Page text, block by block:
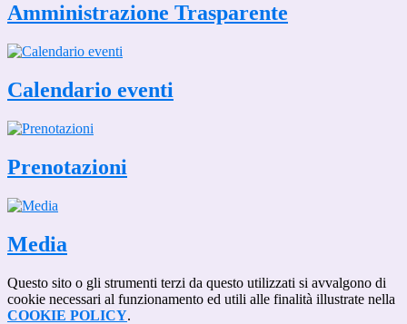
Amministrazione Trasparente
Calendario eventi
Prenotazioni
Media
Questo sito o gli strumenti terzi da questo utilizzati si avvalgono di
cookie necessari al funzionamento ed utili alle finalità illustrate nella
COOKIE POLICY.